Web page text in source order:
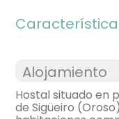
Alojamiento
Hostal situado en
de Sigüeiro